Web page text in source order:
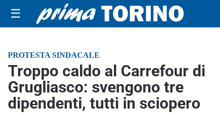
☰
PROTESTA SINDACALE
Troppo caldo al Carrefour di
Grugliasco: svengono tre
dipendenti, tutti in sciopero